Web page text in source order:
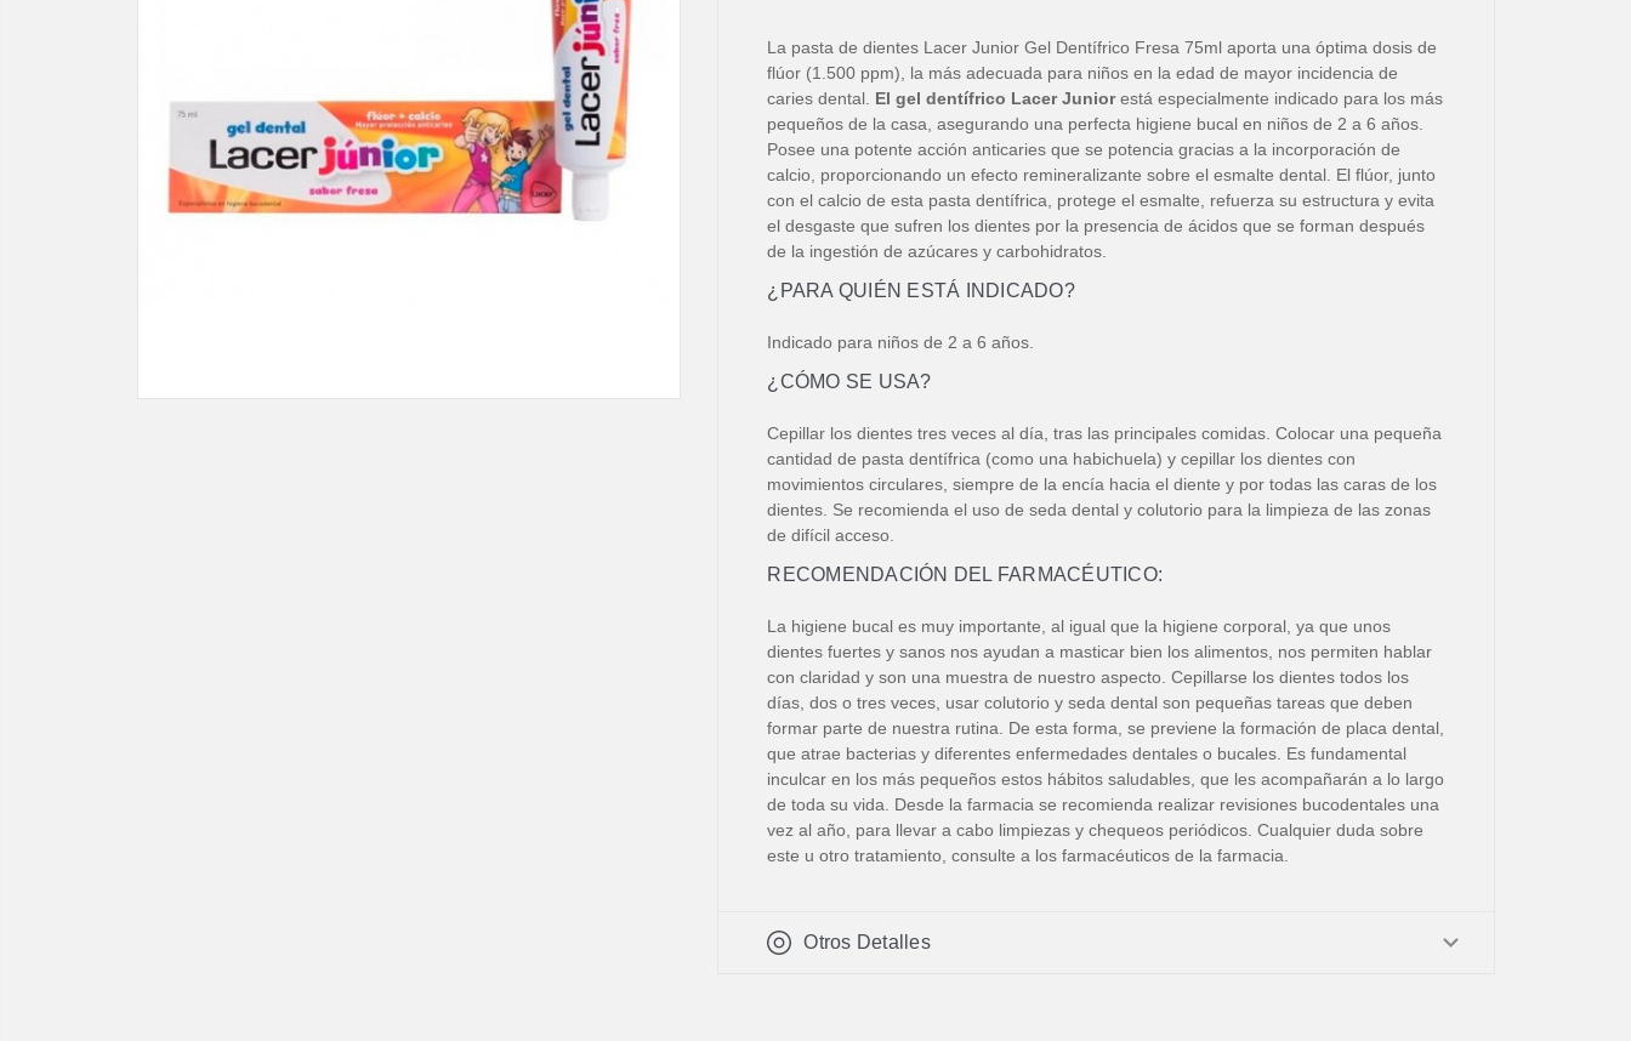
La pasta de dientes Lacer Junior Gel Dentífrico Fresa 75ml aporta una óptima dosis de
flúor (1.500 ppm), la más adecuada para niños en la edad de mayor incidencia de
caries dental. El gel dentífrico Lacer Juniorestá especialmente indicado para los más
pequeños de la casa, asegurando una perfecta higiene bucal en niños de 2 a 6 años.
Posee una potente acción anticaries que se potencia gracias a la incorporación de
calcio, proporcionando un efecto remineralizante sobre el esmalte dental. El flúor, junto
con el calcio de esta pasta dentífrica, protege el esmalte, refuerza su estructura y evita
el desgaste que sufren los dientes por la presencia de ácidos que se forman después
de la ingestión de azúcares y carbohidratos.
¿PARA QUIÉN ESTÁ INDICADO?
Indicado para niños de 2 a 6 años.
¿CÓMO SE USA?
Cepillar los dientes tres veces al día, tras las principales comidas. Colocar una pequeña
cantidad de pasta dentífrica (como una habichuela) y cepillar los dientes con
movimientos circulares, siempre de la encía hacia el diente y por todas las caras de los
dientes. Se recomienda el uso de seda dental y colutorio para la limpieza de las zonas
de difícil acceso.
RECOMENDACIÓN DEL FARMACÉUTICO:
La higiene bucal es muy importante, al igual que la higiene corporal, ya que unos
dientes fuertes y sanos nos ayudan a masticar bien los alimentos, nos permiten hablar
con claridad y son una muestra de nuestro aspecto. Cepillarse los dientes todos los
días, dos o tres veces, usar colutorio y seda dental son pequeñas tareas que deben
formar parte de nuestra rutina. De esta forma, se previene la formación de placa dental,
que atrae bacterias y diferentes enfermedades dentales o bucales. Es fundamental
inculcar en los más pequeños estos hábitos saludables, que les acompañarán a lo largo
de toda su vida. Desde la farmacia se recomienda realizar revisiones bucodentales una
vez al año, para llevar a cabo limpiezas y chequeos periódicos. Cualquier duda sobre
este u otro tratamiento, consulte a los farmacéuticos de la farmacia.
Otros Detalles